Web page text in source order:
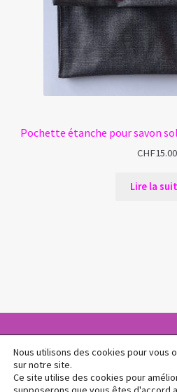
Pochette étanche pour savon
CHF15.00
Lire la
© L'Atelier Cosm'éthique 2026
Politique de confidentialité
Nous utilisons des cookies pour vous
sur notre site.
Ce site utilise des cookies pour